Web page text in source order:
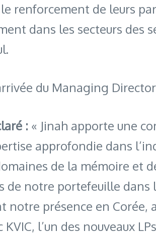
renforcement de leurs
dans les secteurs des
du Managing
: « Jinah apporte une
approfondie dans
de la mémoire et
de notre portefeuille
présence en Corée,
l’un des nouveaux